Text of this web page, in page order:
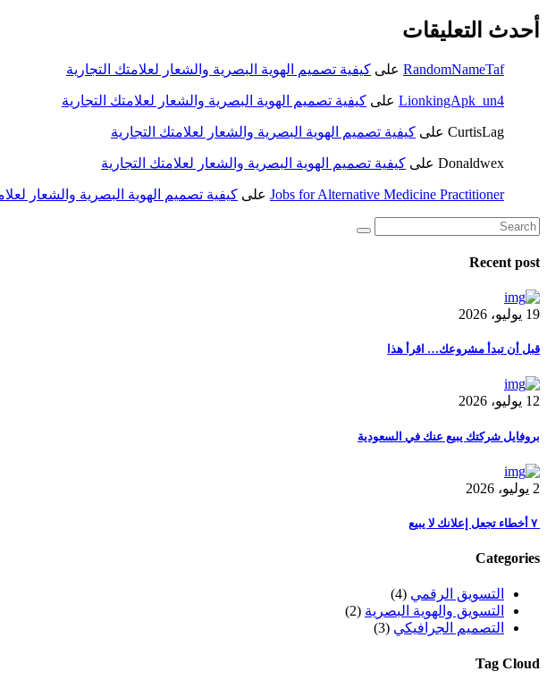
أحدث التعليقات
RandomNameTaf على كيفية تصميم الهوية البصرية والشعار لعلامتك التجارية
LionkingApk_un4 على كيفية تصميم الهوية البصرية والشعار لعلامتك التجارية
CurtisLag على كيفية تصميم الهوية البصرية والشعار لعلامتك التجارية
Donaldwex على كيفية تصميم الهوية البصرية والشعار لعلامتك التجارية
Jobs for Alternative Medicine Practitioner على كيفية تصميم الهوية البصرية والشعار
Recent post
19 يوليو، 2026
قبل أن تبدأ مشروعك… اقرأ هذا
12 يوليو، 2026
بروفايل شركتك يبيع عنك في السعودية
2 يوليو، 2026
٧ أخطاء تجعل إعلانك لا يبيع
Categories
التسويق الرقمي (4)
التسويق والهوية البصرية (2)
التصميم الجرافيكي (3)
Tag Cloud